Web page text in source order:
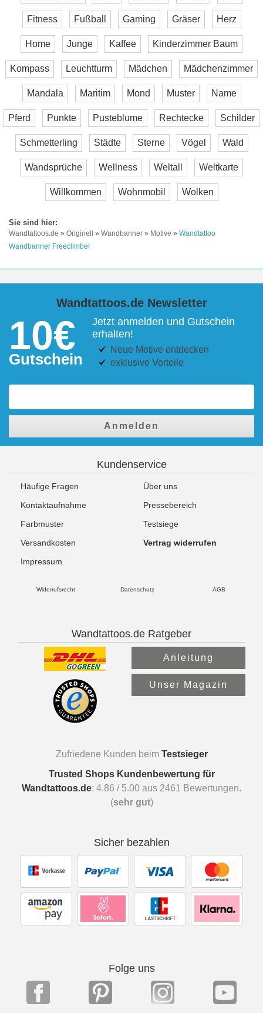
Fitness Fußball Gaming Gräser Herz
Home Junge Kaffee Kinderzimmer Baum
Kompass Leuchtturm Mädchen Mädchenzimmer
Mandala Maritim Mond Muster Name
Pferd Punkte Pusteblume Rechtecke Schilder
Schmetterling Städte Sterne Vögel Wald
Wandsprüche Wellness Weltall Weltkarte
Willkommen Wohnmobil Wolken
Wandtattoos.de » Originell » Wandbanner » Motive » Wandtattoo
Wandbanner Freeclimber
Wandtattoos.de Newsletter
10€
Gutschein
Jetzt anmelden und Gutschein
erhalten!
Neue Motive entdecken
exklusive Vorteile
Anmelden
Kundenservice
Häufige Fragen
Über uns
Kontaktaufnahme
Pressebereich
Farbmuster
Testsiege
Versandkosten
Vertrag widerrufen
Impressum
Widerrufsrecht Datenschutz AGB
Wandtattoos.de Ratgeber
Anleitung
Unser Magazin
Zufriedene Kunden beim Testsieger
Trusted Shops Kundenbewertung für
Wandtattoos.de: 4.86 / 5.00 aus 2461
Bewertungen.
(sehr gut)
Sicher bezahlen
Folge uns